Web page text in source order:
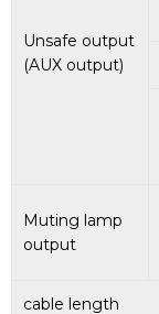
Unsafe output
(AUX output)
Muting lamp
output
cable length